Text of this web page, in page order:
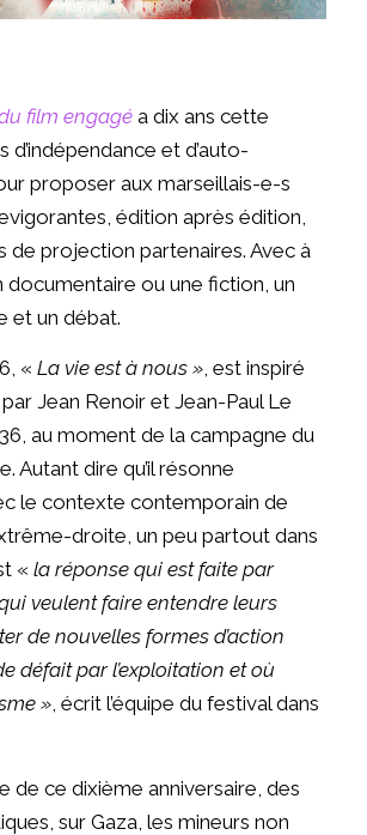
film engagéa dix ans cette
d’indépendance et d’auto-
proposer aux marseillais-e-s
édition après édition,
de projection partenaires. Avec à
documentaire ou une fiction, un
et un débat.
« La vie est à nous », est inspiré
Jean Renoir et Jean-Paul Le
au moment de la campagne du
Autant dire qu’il résonne
le contexte contemporain de
droite, un peu partout dans
« la réponse qui est faite par
veulent faire entendre leurs
de nouvelles formes d’action
défait par l’exploitation et où
», écrit l’équipe du festival dans
de ce dixième anniversaire, des
sur Gaza, les mineurs non